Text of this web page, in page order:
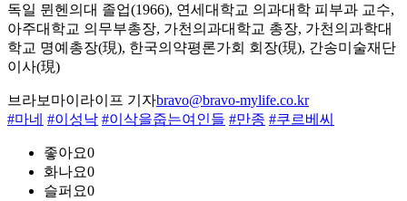
독일 뮌헨의대 졸업(1966), 연세대학교 의과대학 피부과 교수,
아주대학교 의무부총장, 가천의과대학교 총장, 가천의과학대
학교 명예총장(現), 한국의약평론가회 회장(現), 간송미술재단
이사(現)
브라보마이라이프 기자bravo@bravo-mylife.co.kr
#마네 #이성낙 #이삭을줍는여인들 #만종 #쿠르베씨
좋아요0
화나요0
슬퍼요0